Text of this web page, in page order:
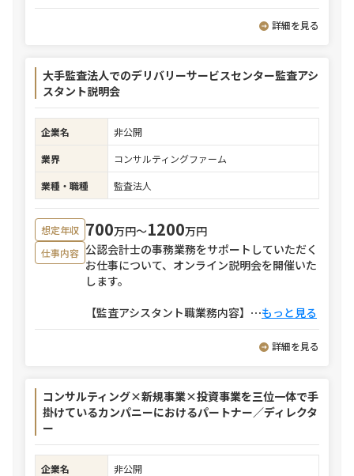
詳細を見る
大手監査法人でのデリバリーサービスセンター監査アシ
スタント説明会
企業名
非公開
業界
コンサルティングファーム
業種・職種
監査法人
想定年収 700万円〜1200万円
仕事内容 公認会計士の事務業務をサポートしていただく
お仕事について、オンライン説明会を開催いた
します。
【監査アシスタント職業務内容】 ⋯もっと見る
詳細を見る
コンサルティング×新規事業×投資事業を三位一体で手
掛けているカンパニーにおけるパートナー／ディレクタ
ー
企業名
非公開